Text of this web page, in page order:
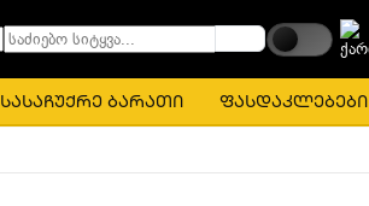
საძიებო სიტყვა...
სასაჩუქრე ბარათი ფასდაკლებები